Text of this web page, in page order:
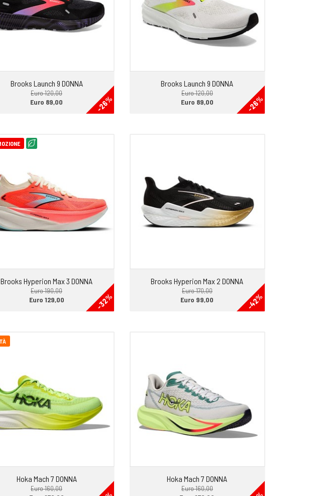
Brooks Launch 9 DONNA
Euro 120,00
-26%
Euro 89,00
Brooks Launch 9 DONNA
Euro 120,00
-26%
Euro 89,00
Brooks Hyperion Max 3 DONNA
Euro 190,00
-32%
Euro 129,00
Brooks Hyperion Max 2 DONNA
Euro 170,00
-42%
Euro 99,00
Hoka Mach 7 DONNA
Euro 160,00
Hoka Mach 7 DONNA
Euro 160,00